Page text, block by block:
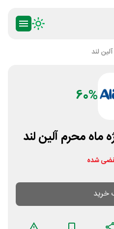
آلین لند
60%
شده
خرید